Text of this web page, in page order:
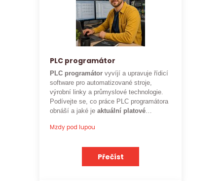
PLC programátor
PLC programátorvyvíjí a upravuje řídicí
software pro automatizované stroje,
výrobní linky a průmyslové technologie.
Podívejte se, co práce PLC programátora
obnáší a jaké jeaktuální platové
Mzdy pod lupou
Přečíst